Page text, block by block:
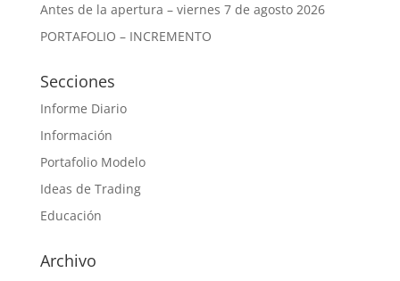
Antes de la apertura – viernes 7 de agosto 2026
PORTAFOLIO – INCREMENTO
Secciones
Informe Diario
Información
Portafolio Modelo
Ideas de Trading
Educación
Archivo